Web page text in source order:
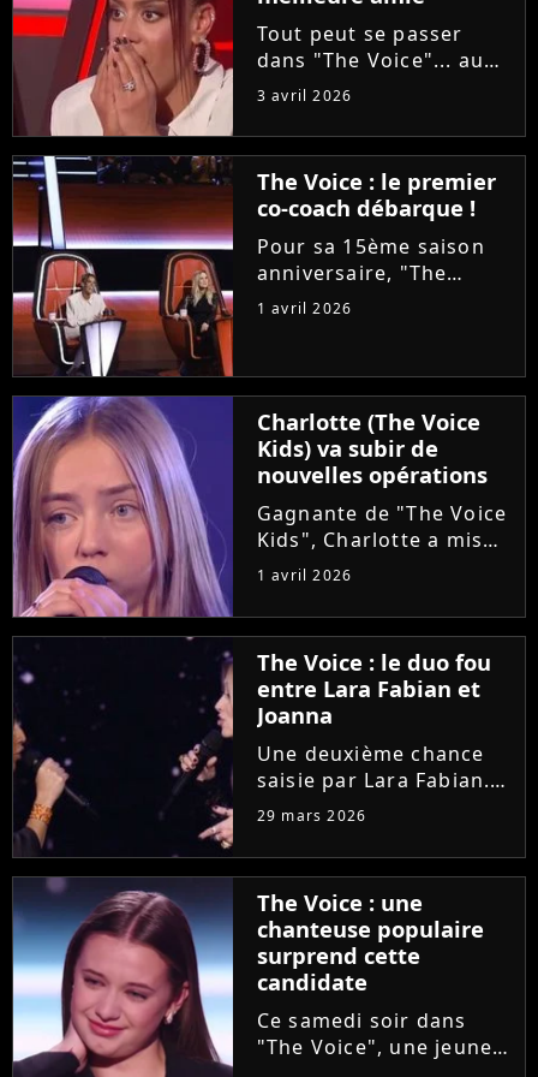
Tout peut se passer
dans "The Voice"... au
grand dam d'Amel Bent
chanteuse ne va pas
reconnaître la voix de
sa meilleure amie, qui
est pourtant sa
choriste. Regardez...
3 avril 2026
The Voice : le premier
co-coach débarque !
Pour sa 15ème saison
anniversaire, "The
Voice" met les petits
accueillera un coach
supplémentaire pour ce
qui est annoncé comme
"une première...
1 avril 2026
Charlotte (The Voice
Kids) va subir de
nouvelles opérations
Gagnante de "The Voice
Kids", Charlotte a mis
en lumière son combat
infantile. Alors qu'elle
démarre une tournée
avec l'association The
Kids Harmony, la
chanteuse...
1 avril 2026
The Voice : le duo fou
entre Lara Fabian et
Joanna
Une deuxième chance
saisie par Lara Fabian.
Hier soir dans "The
Joanna, ancienne demi-
finaliste de la "Star
Academy", a bouleversé
la coach. Elle n'a pas
résisté...
29 mars 2026
The Voice : une
chanteuse populaire
surprend cette
candidate
Ce samedi soir dans
"The Voice", une jeune